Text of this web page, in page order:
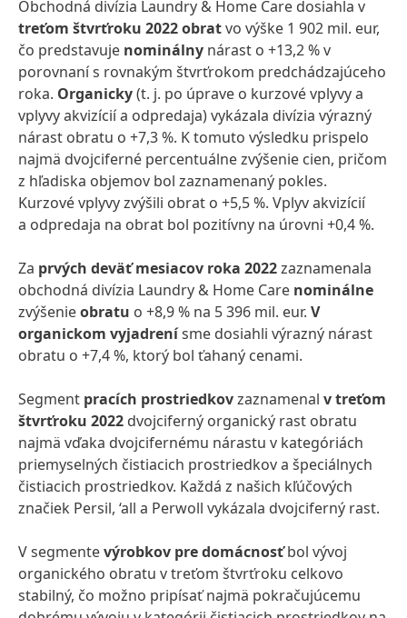
Obchodná divízia Laundry & Home Care dosiahla v
treťom štvrťroku 2022 obratvo výške 1 902 mil. eur,
čo predstavuje nominálny nárast o +13,2 % v
porovnaní s rovnakým štvrťrokom predchádzajúceho
roka. Organicky(t. j. po úprave o kurzové vplyvy a
vplyvy akvizícií a odpredaja) vykázala divízia výrazný
nárast obratu o +7,3 %. K tomuto výsledku prispelo
najmä dvojciferné percentuálne zvýšenie cien, pričom
z hľadiska objemov bol zaznamenaný pokles.
Kurzové vplyvy zvýšili obrat o +5,5 %. Vplyv akvizícií
a odpredaja na obrat bol pozitívny na úrovni +0,4 %.
Za prvých deväť mesiacov roka 2022zaznamenala
obchodná divízia Laundry & Home Care nominálne
zvýšenieobratu o +8,9 % na 5 396 mil. eur. V
organickom vyjadrenísme dosiahli výrazný nárast
obratu o +7,4 %, ktorý bol ťahaný cenami.
Segment pracích prostriedkovzaznamenal v treťom
štvrťroku 2022 dvojciferný organický rast obratu
najmä vďaka dvojcifernému nárastu v kategóriách
priemyselných čistiacich prostriedkov a špeciálnych
čistiacich prostriedkov. Každá z našich kľúčových
značiek Persil, ‘all a Perwoll vykázala dvojciferný rast.
V segmentevýrobkov pre domácnosťbol vývoj
organického obratu v treťom štvrťroku celkovo
stabilný, čo možno pripísať najmä pokračujúcemu